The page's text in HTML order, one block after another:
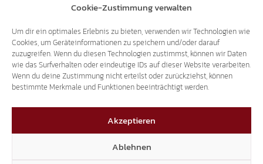
Cookie-Zustimmung verwalten
Um dir ein optimales Erlebnis zu bieten, verwenden wir Technologien wie
Cookies, um Geräteinformationen zu speichern und/oder darauf
zuzugreifen. Wenn du diesen Technologien zustimmst, können wir Daten
wie das Surfverhalten oder eindeutige IDs auf dieser Website verarbeiten.
Wenn du deine Zustimmung nicht erteilst oder zurückziehst, können
bestimmte Merkmale und Funktionen beeinträchtigt werden.
Akzeptieren
Ablehnen
41.370
X
3.507